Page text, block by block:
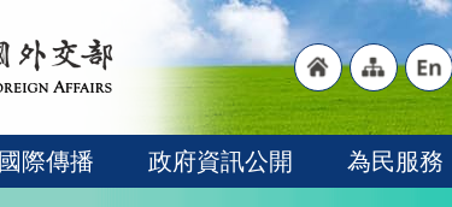
"網 "英
國際傳播 政府資訊公開 為民服務